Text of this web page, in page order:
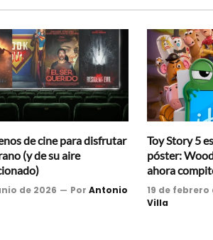
de cine para disfrutar
(y de su aire
de 2026 Por Antonio
Toy Story 5
póster:
ahora
19 de febrero
Villa